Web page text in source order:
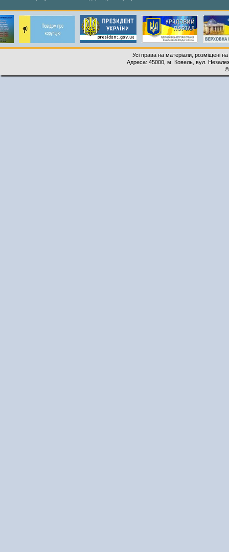
Усі права на матеріали, розміщені
Адреса: 45000, м. Ковель, вул.